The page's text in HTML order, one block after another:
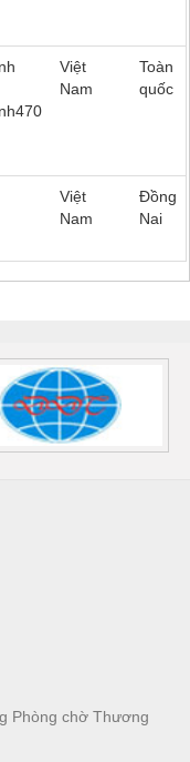
Việt
Nam
Toàn
quốc
Việt
Nam
Đồng
Nai
Phòng chờ Thương